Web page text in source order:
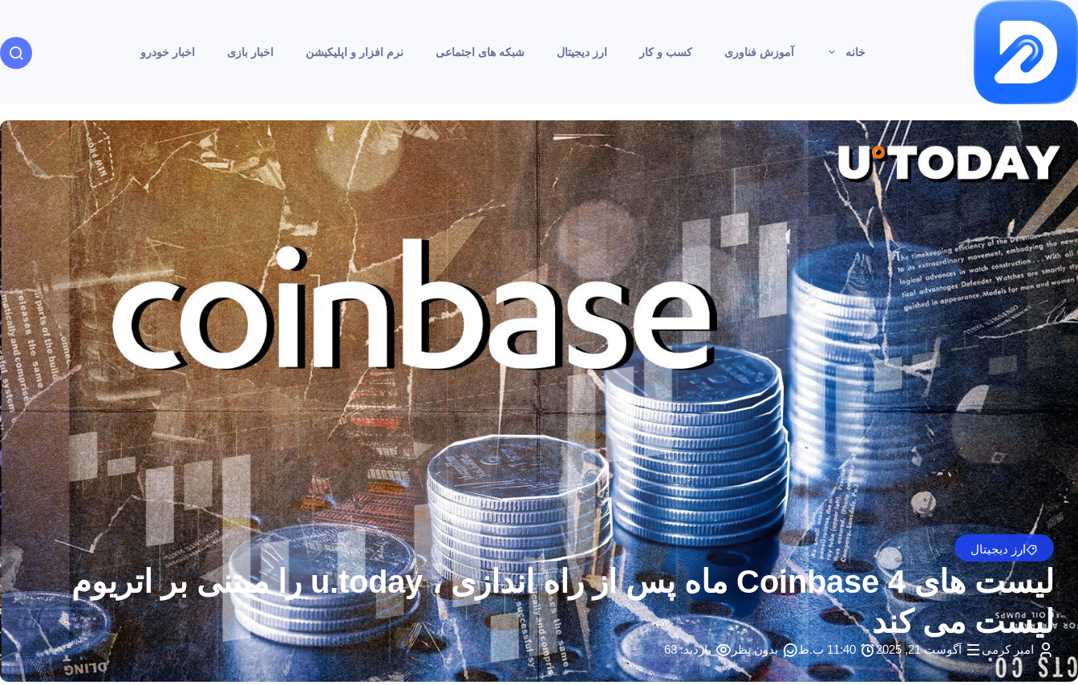
خانه آموزش فناوری کسب و کار ارز دیجیتال شبکه های اجتماعی نرم افزار و اپلیکیشن اخبار بازی اخبار خودرو
ارز دیجیتال
لیست های Coinbase 4 ماه پس از راه اندازی ، u.today را مبتنی بر اتریوم
لیست می کند
امیر کرمی آگوست 21, 2025 11:40 ب.ظ بدون نظر بازدید: 63